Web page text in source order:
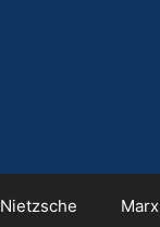
Nietzsche Marx